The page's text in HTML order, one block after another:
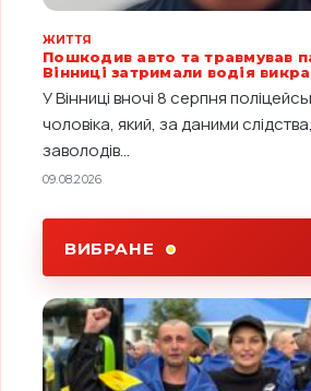
ЖИТТЯ
Пошкодив авто та травмував
Вінниці затримали водія
У Вінниці вночі 8 серпня
чоловіка, який, за даними
заволодів...
09.08.2026
ВИБРАНЕ